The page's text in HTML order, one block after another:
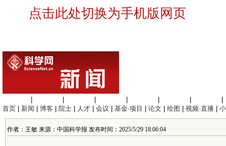
点击此处切换为手机版网页
首页
新闻 博客 院士 人才 会议 基金·项目 论文 绘图 视频·直播
作者：王敏 来源：中国科学报 发布时间：2025/5/29 18:06:04